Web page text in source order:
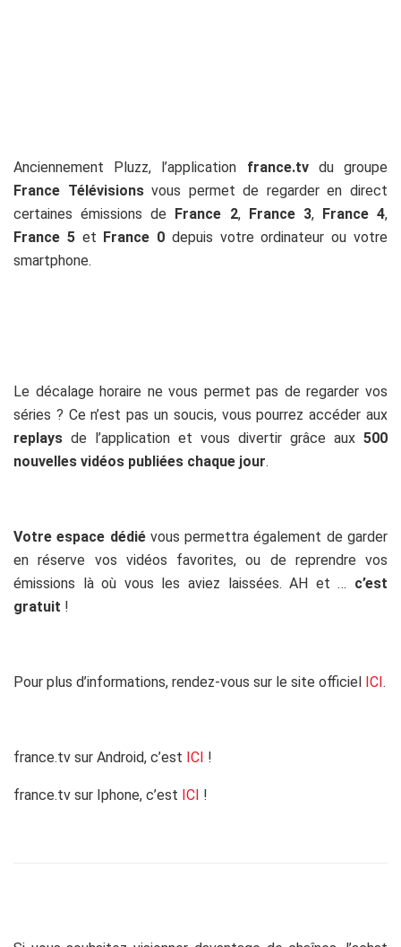
Anciennement Pluzz, l’application france.tvdu groupe
France Télévisionsvous permet de regarder en direct
certaines émissions de France 2, France 3, France 4,
France 5et France 0 depuis votre ordinateur ou votre
smartphone.
Le décalage horaire ne vous permet pas de regarder vos
séries ? Ce n’est pas un soucis, vous pourrez accéder aux
replays de l’application et vous divertir grâce aux 500
nouvelles vidéos publiées chaque jour.
Votre espace dédiévous permettra également de garder
en réserve vos vidéos favorites, ou de reprendre vos
émissions là où vous les aviez laissées. AH et … c’est
gratuit !
Pour plus d’informations, rendez-vous sur le site officiel ICI.
france.tv sur Android, c’est ICI !
france.tv sur Iphone, c’est ICI !